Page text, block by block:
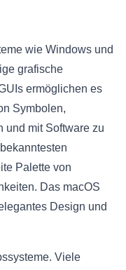
wie Windows und
grafische
ermöglichen es
Symbolen,
und mit Software zu
Palette von
Das macOS
Design und
Viele